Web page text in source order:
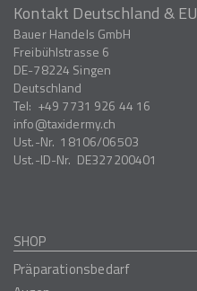
Kontakt Deutschland & EU
Bauer Handels GmbH
Freibühlstrasse 6
DE-78224 Singen
Deutschland
Tel: +49 7731 926 44 16
info
taxidermy.ch
Ust.-Nr. 18106/06503
Ust.-ID-Nr. DE327200401
SHOP
Präparationsbedarf